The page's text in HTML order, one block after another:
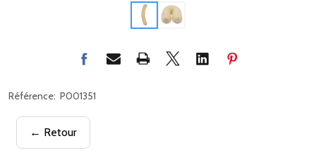
Référence: P001351
← Retour